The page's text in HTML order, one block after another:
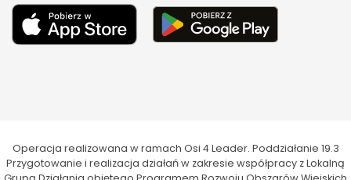
Operacja realizowana w ramach Osi 4 Leader. Poddziałanie 19.3
Przygotowanie i realizacja działań w zakresie współpracy z Lokalną